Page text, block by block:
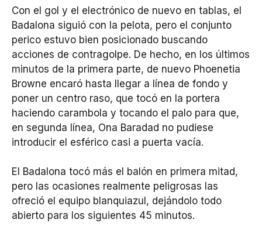
Con el gol y el electrónico de nuevo en tablas, el
Badalona siguió con la pelota, pero el conjunto
perico estuvo bien posicionado buscando
acciones de contragolpe. De hecho, en los últimos
minutos de la primera parte, de nuevo Phoenetia
Browne encaró hasta llegar a línea de fondo y
poner un centro raso, que tocó en la portera
haciendo carambola y tocando el palo para que,
en segunda línea, Ona Baradad no pudiese
introducir el esférico casi a puerta vacía.
El Badalona tocó más el balón en primera mitad,
pero las ocasiones realmente peligrosas las
ofreció el equipo blanquiazul, dejándolo todo
abierto para los siguientes 45 minutos.